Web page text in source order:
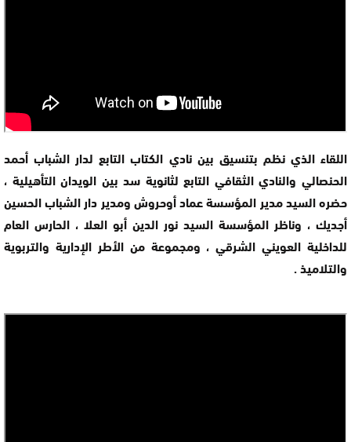
اللقاء الذي نظم بتنسيق بين نادي الكتاب التابع لدار الشباب أحمد
الحنصالي والنادي الثقافي التابع لثانوية سد بين الويدان التأهيلية ،
حضره السيد مدير المؤسسة عماد أوحروش ومدير دار الشباب الحسين
أجديك ، وناظر المؤسسة السيد نور الدين أبو العلا ، الحارس العام
للداخلية العويني الشرقي ، ومجموعة من الأطر الإدارية والتربوية
والتلاميذ .